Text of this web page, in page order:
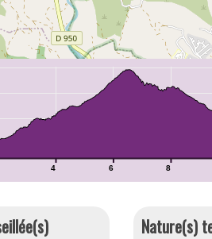
4 6 8
Nature(s)